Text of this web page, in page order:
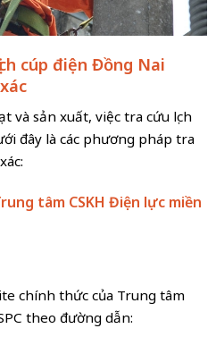
cúp điện Đồng Nai
và sản xuất, việc tra cứu lịch
đây là các phương pháp tra
tâm CSKH Điện lực miền
chính thức của Trung tâm
theo đường dẫn: